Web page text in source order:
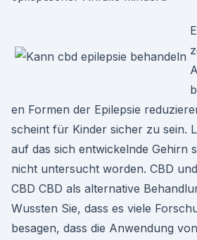
en Formen der Epilepsie
scheint für Kinder sicher zu sein.
auf das sich entwickelnde Gehirn
nicht untersucht worden. CBD
CBD CBD als alternative
Wussten Sie, dass es viele
besagen, dass die Anwendung